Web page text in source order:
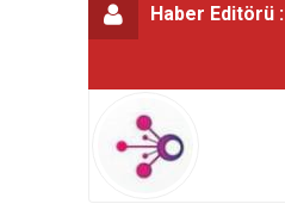
Haber Editörü :